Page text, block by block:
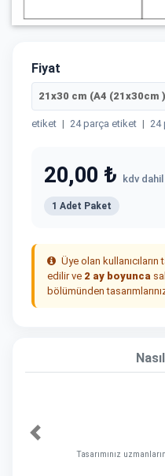
Fiyat
21x30 cm (A4 (21x30cm
etiket | 24 parça etiket | 24
20,00 ₺ kdv dahil
1 Adet Paket
Üye olan
edilir ve 2 ay boyunca
bölümünden
Tasarımınız
Önceki